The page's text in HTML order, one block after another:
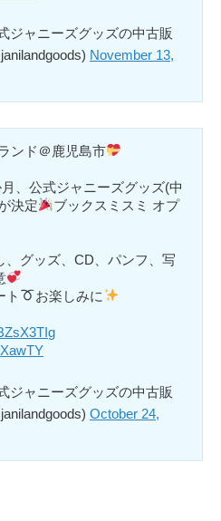
ャニーズグッズの中古販
November 13,
ンド＠鹿児島市
、公式ジャニーズグッズ(中
決定
ブックスミスミ オプ
、グッズ、CD、パンフ、写
ト
お楽しみに
ャニーズグッズの中古販
October 24,